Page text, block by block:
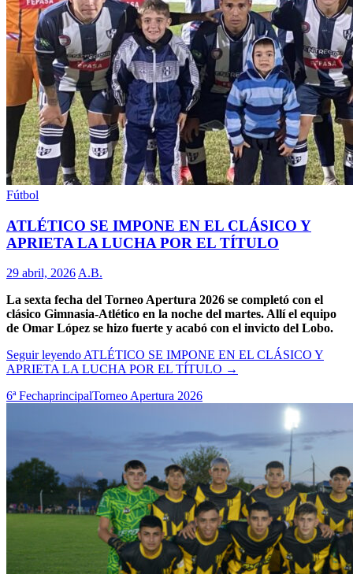
Fútbol
ATLÉTICO SE IMPONE EN EL CLÁSICO Y
APRIETA LA LUCHA POR EL TÍTULO
29 abril, 2026 A.B.
La sexta fecha del Torneo Apertura 2026 se completó con el
clásico Gimnasia-Atlético en la noche del martes. Allí el equipo
de Omar López se hizo fuerte y acabó con el invicto del Lobo.
Seguir leyendo ATLÉTICO SE IMPONE EN EL CLÁSICO Y
APRIETA LA LUCHA POR EL TÍTULO →
6ª FechaprincipalTorneo Apertura 2026